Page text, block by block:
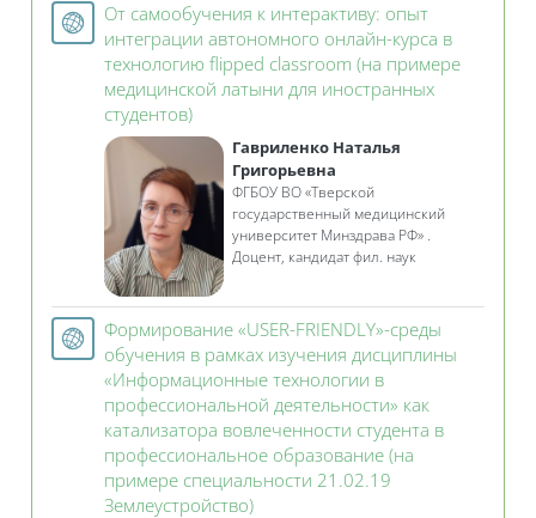
От самообучения к интерактиву: опыт
интеграции автономного онлайн-курса в
технологию flipped classroom (на примере
медицинской латыни для иностранных
студентов)Гиперссылка
Гавриленко Наталья
Григорьевна
ФГБОУ ВО «Тверской
государственный медицинский
университет Минздрава РФ» .
Доцент, кандидат фил. наук
Формирование «USER-FRIENDLY»-среды
обучения в рамках изучения дисциплины
«Информационные технологии в
профессиональной деятельности» как
катализатора вовлеченности студента в
профессиональное образование (на
примере специальности 21.02.19
Землеустройство)Гиперссылка